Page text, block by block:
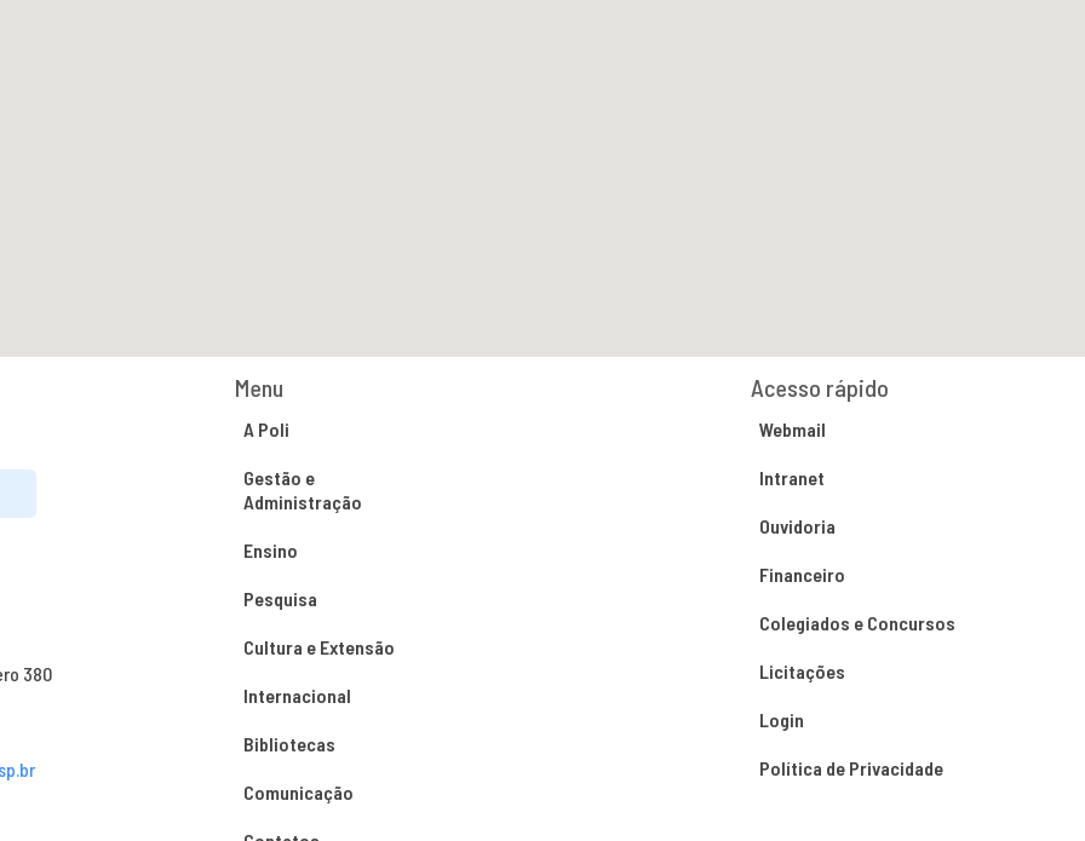
380
Menu
A Poli
Gestão e
Administração
Ensino
Pesquisa
Cultura e Extensão
Internacional
Bibliotecas
Comunicação
Acesso rápido
Webmail
Intranet
Ouvidoria
Financeiro
Colegiados e Concursos
Licitações
Login
Política de Privacidade